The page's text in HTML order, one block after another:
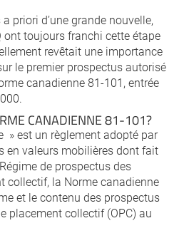
a priori d’une grande nouvelle,
ont toujours franchi cette étape
revêtait une importance
le premier prospectus autorisé
canadienne 81-101, entrée
CANADIENNE 81-101?
» est un règlement adopté par
en valeurs mobilières dont fait
de prospectus des
collectif, la Norme canadienne
et le contenu des prospectus
placement collectif (OPC) au